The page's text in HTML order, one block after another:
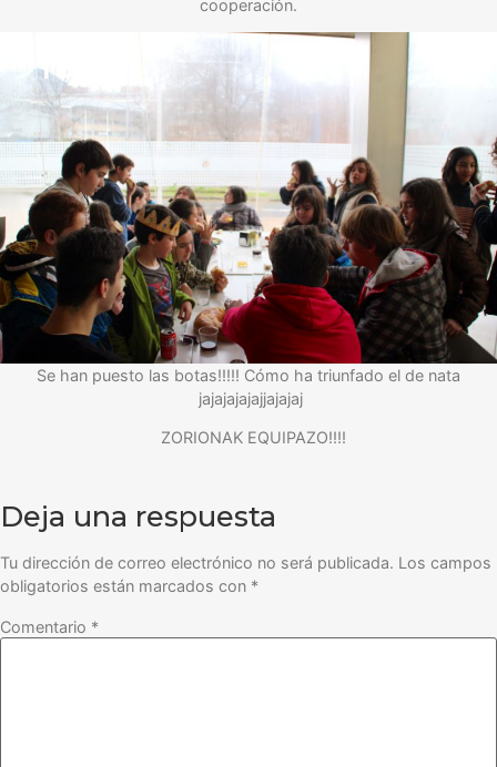
cooperación.
Se han puesto las botas!!!!! Cómo ha triunfado el de nata
jajajajajajjajajaj
ZORIONAK EQUIPAZO!!!!
Deja una respuesta
Tu dirección de correo electrónico no será publicada. Los campos
obligatorios están marcados con *
Comentario *